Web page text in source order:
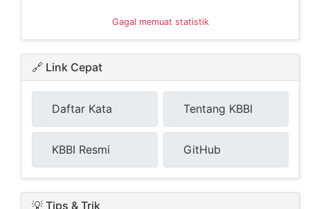
Gagal memuat statistik
🔗 Link Cepat
Daftar Kata Tentang KBBI
KBBI Resmi GitHub
💡 Tips & Trik